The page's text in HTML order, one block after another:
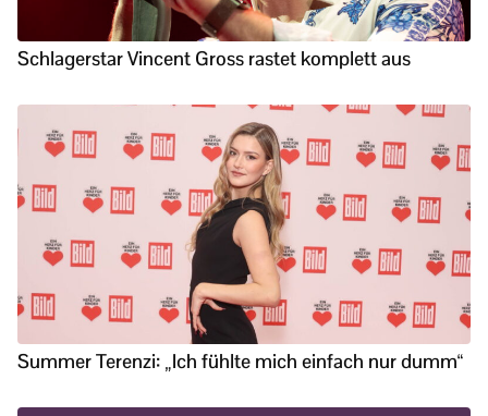
Schlagerstar Vincent Gross rastet komplett aus
Summer Terenzi: „Ich fühlte mich einfach nur dumm“